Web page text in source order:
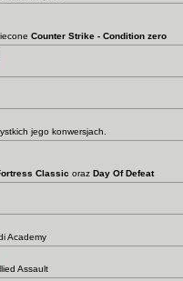
Counter Strike - Condition zero
jego konwersjach.
Classic oraz Day Of Defeat
Academy
Assault